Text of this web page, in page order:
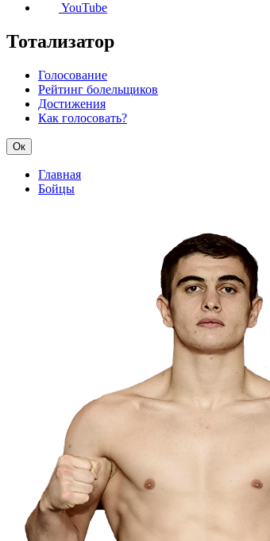
YouTube
Тотализатор
Голосование
Рейтинг болельщиков
Достижения
Как голосовать?
Ок
Главная
Бойцы